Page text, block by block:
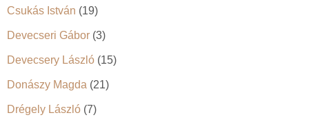
Csukás István (19)
Devecseri Gábor (3)
Devecsery László (15)
Donászy Magda (21)
Drégely László (7)